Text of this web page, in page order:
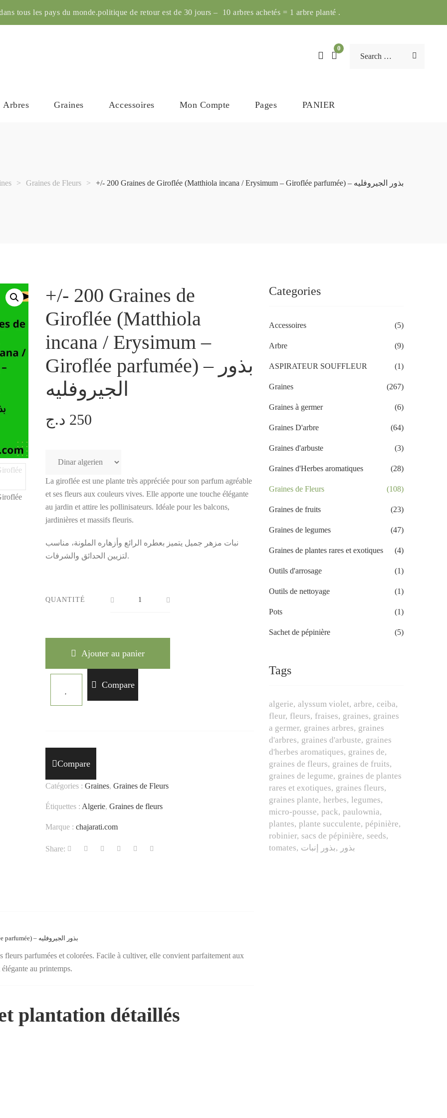
tous les pays du monde.politique de retour est de 30 jours – 10 arbres achetés = 1 arbre planté .
0
Arbres Graines Accessoires Mon Compte Pages PANIER
> Graines de Fleurs > +/- 200 Graines de Giroflée (Matthiola incana / Erysimum – Giroflée parfumée) – بذور الجيروفليه
+/- 200 Graines de
Giroflée (Matthiola
incana / Erysimum –
Giroflée parfumée) – بذور
الجيروفليه
250 د.ج
La giroflée est une plante très appréciée pour son parfum agréable
et ses fleurs aux couleurs vives. Elle apporte une touche élégante
au jardin et attire les pollinisateurs. Idéale pour les balcons,
jardinières et massifs fleuris.
نبات مزهر جميل يتميز بعطره الرائع وأزهاره الملونة، مناسب
لتزيين الحدائق والشرفات.
QUANTITÉ
Ajouter au panier
Compare
Compare
Catégories :Graines,Graines de Fleurs
Étiquettes : Algerie,Graines de fleurs
Marque :chajarati.com
Share:
+/- 200 Graines de Giroflée (Matthiola incana / Erysimum – Giroflée parfumée) – بذور الجيروفليه
fleurs parfumées et colorées. Facile à cultiver, elle convient parfaitement aux
au printemps.
plantation détaillés
Categories
Accessoires (5)
Arbre (9)
ASPIRATEUR SOUFFLEUR (1)
Graines (267)
Graines à germer (6)
Graines D'arbre (64)
Graines d'arbuste (3)
Graines d'Herbes aromatiques (28)
Graines de Fleurs (108)
Graines de fruits (23)
Graines de legumes (47)
Graines de plantes rares et exotiques (4)
Outils d'arrosage (1)
Outils de nettoyage (1)
Pots (1)
Sachet de pépinière (5)
Tags
algerie alyssum violet arbre ceiba
fleur fleurs fraises graines graines
a germer graines arbres graines
d'arbres graines d'arbuste graines
d'herbes aromatiques graines de
graines de fleurs graines de fruits
graines de legume graines de plantes
rares et exotiques graines fleurs
graines plante herbes legumes
micro-pousse pack paulownia
plantes plante succulente pépinière
robinier sacs de pépinière seeds
tomates
بذور بذور إنبات